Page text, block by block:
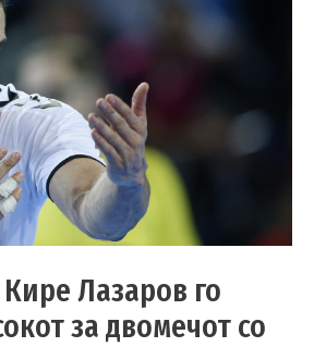
Лазаров го
за двомечот со